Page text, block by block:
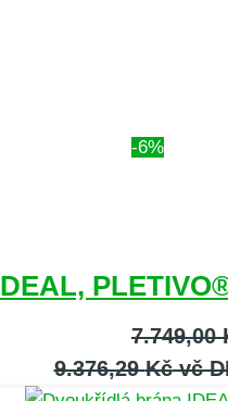
-6%
7.749,00
9.376,29Kčvč